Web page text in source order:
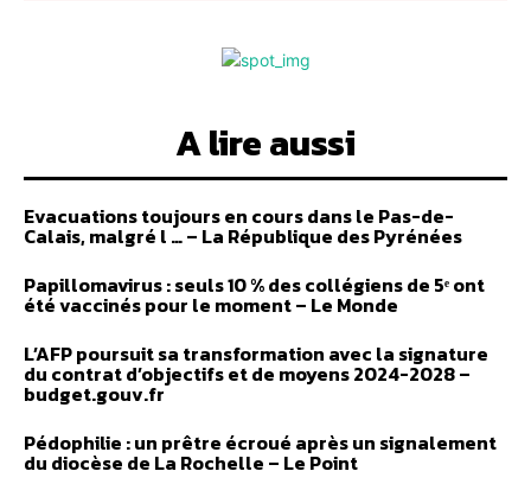
A lire aussi
Evacuations toujours en cours dans le Pas-de-
Calais, malgré l … – La République des Pyrénées
Papillomavirus : seuls 10 % des collégiens de 5ᵉ ont
été vaccinés pour le moment – Le Monde
L’AFP poursuit sa transformation avec la signature
du contrat d’objectifs et de moyens 2024-2028 –
budget.gouv.fr
Pédophilie : un prêtre écroué après un signalement
du diocèse de La Rochelle – Le Point